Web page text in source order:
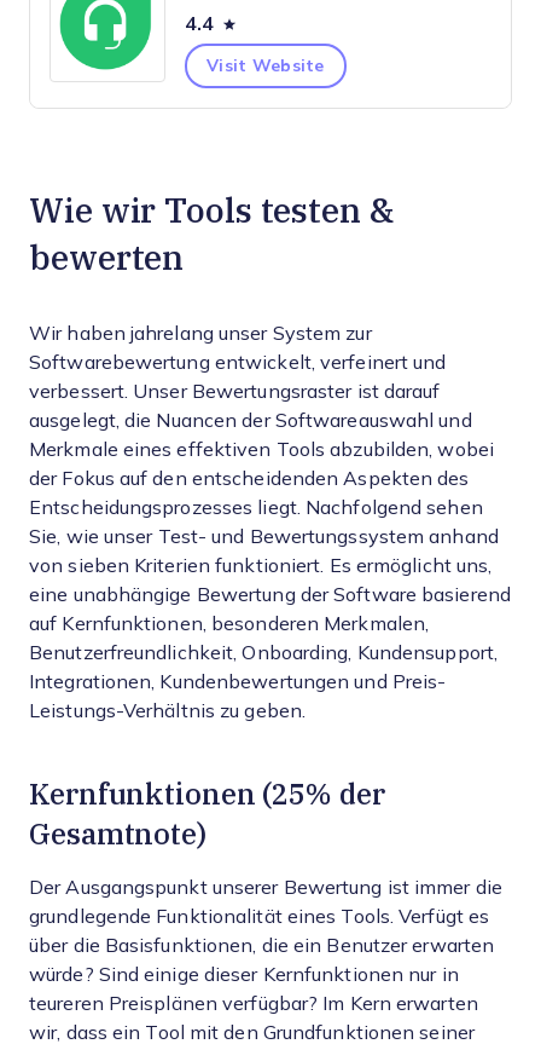
4.4
Visit Website
Wie wir Tools testen &
bewerten
Wir haben jahrelang unser System zur
Softwarebewertung entwickelt, verfeinert und
verbessert. Unser Bewertungsraster ist darauf
ausgelegt, die Nuancen der Softwareauswahl und
Merkmale eines effektiven Tools abzubilden, wobei
der Fokus auf den entscheidenden Aspekten des
Entscheidungsprozesses liegt. Nachfolgend sehen
Sie, wie unser Test- und Bewertungssystem anhand
von sieben Kriterien funktioniert. Es ermöglicht uns,
eine unabhängige Bewertung der Software basierend
auf Kernfunktionen, besonderen Merkmalen,
Benutzerfreundlichkeit, Onboarding, Kundensupport,
Integrationen, Kundenbewertungen und Preis-
Leistungs-Verhältnis zu geben.
Kernfunktionen (25% der
Gesamtnote)
Der Ausgangspunkt unserer Bewertung ist immer die
grundlegende Funktionalität eines Tools. Verfügt es
über die Basisfunktionen, die ein Benutzer erwarten
würde? Sind einige dieser Kernfunktionen nur in
teureren Preisplänen verfügbar? Im Kern erwarten
wir, dass ein Tool mit den Grundfunktionen seiner